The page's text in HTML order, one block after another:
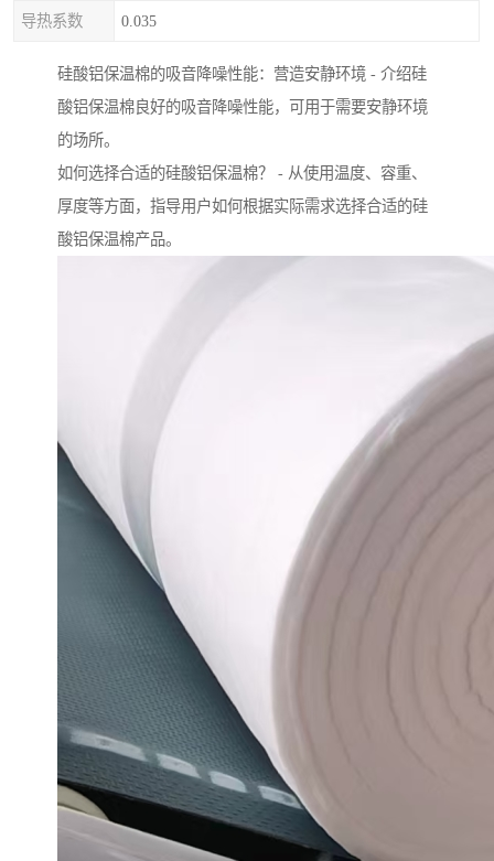
导热系数 0.035
硅酸铝保温棉的吸音降噪性能：营造安静环境 - 介绍硅
酸铝保温棉良好的吸音降噪性能，可用于需要安静环境
的场所。
如何选择合适的硅酸铝保温棉？ - 从使用温度、容重、
厚度等方面，指导用户如何根据实际需求选择合适的硅
酸铝保温棉产品。